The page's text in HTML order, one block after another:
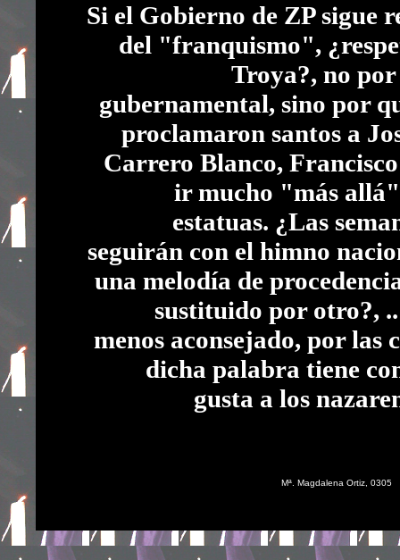
Si el Gobierno de ZP sigue
del "franquismo",
Troya?, no
gubernamental, sino por
proclamaron santos a
Carrero Blanco, Francisco
ir mucho "más allá"
estatuas. ¿Las
seguirán con el himno
una melodía de
sustituido por otro?,
menos aconsejado, por las
dicha palabra tiene
gusta a los
Mª. Magdalena Ortiz, 0305